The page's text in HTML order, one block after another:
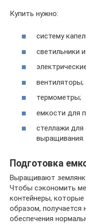
Купить нужно:
систему
светильники
вентиляторы;
термометры;
емкости для
стеллажи для
выращивания.
Подготовка
Выращивают
Чтобы сэкономить
контейнеры, которые
образом, получается
обеспечения